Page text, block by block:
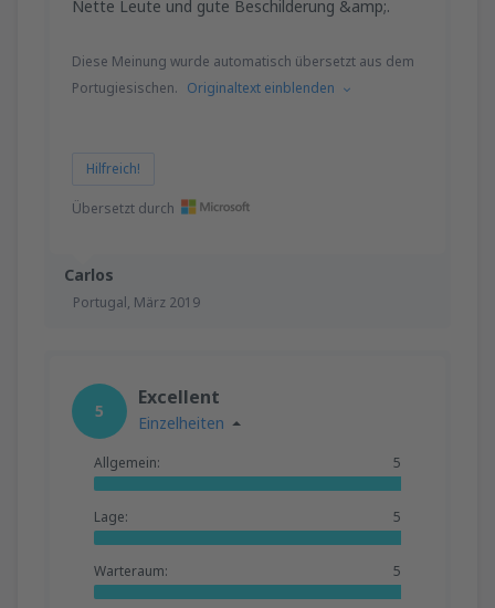
Carlos
Portugal, März 2019
Nette Leute und gute Beschilderung &amp;.
Diese Meinung wurde automatisch übersetzt aus dem
Portugiesischen. Originaltext einblenden
Hilfreich!
Übersetzt durch
5
Excellent
Einzelheiten
Allgemein: 5
Lage: 5
Warteraum: 5